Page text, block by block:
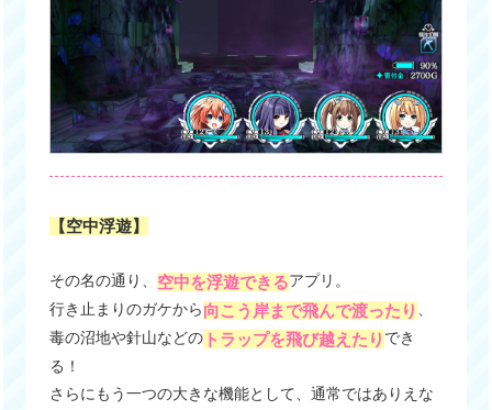
【空中浮遊】
その名の通り、 空中を浮遊できるアプリ。
行き止まりのガケから向こう岸まで飛んで渡ったり
毒の沼地や針山などの トラップを飛び越えたり でき
る！
さらにもう一つの大きな機能として、通常ではありえな